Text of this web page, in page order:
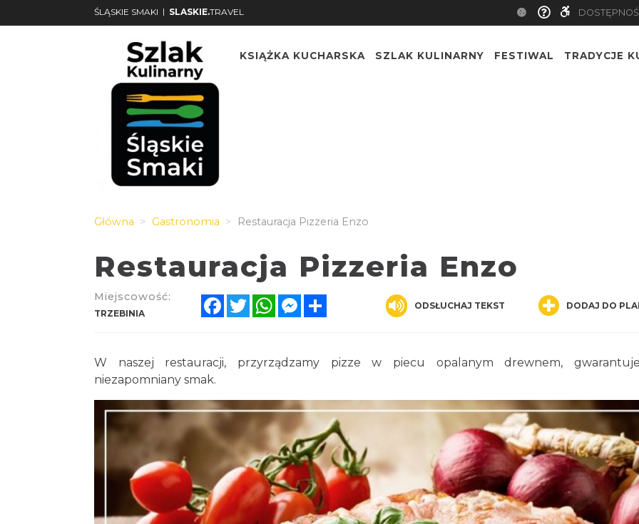
ŚLĄSKIE SMAKI | SLASKIE.TRAVEL
KSIĄŻKA KUCHARSKA SZLAK KULINARNY FESTIWAL TRADYCJE
Główna Gastronomia Restauracja Pizzeria Enzo
Restauracja Pizzeria Enzo
Miejscowość:
TRZEBINIA
FacebookTwitterWhatsAppMessenger ODSŁUCHAJ TEKST DODAJ DO
W naszej restauracji, przyrządzamy pizze w piecu opalanym drewnem,
niezapomniany smak.